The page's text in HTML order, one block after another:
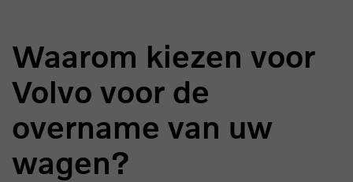
Waarom kiezen voor
Volvo voor de
overname van uw
wagen?